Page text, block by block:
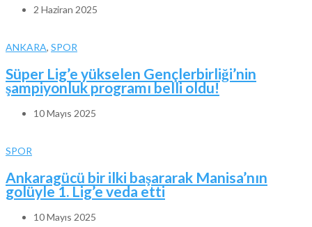
2 Haziran 2025
ANKARA, SPOR
Süper Lig’e yükselen Gençlerbirliği’nin
şampiyonluk programı belli oldu!
10 Mayıs 2025
SPOR
Ankaragücü bir ilki başararak Manisa’nın
golüyle 1. Lig’e veda etti
10 Mayıs 2025